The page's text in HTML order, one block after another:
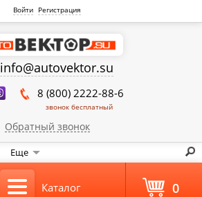
Войти Регистрация
info@autovektor.su
8 (800) 2222-88-6
звонок бесплатный
Обратный звонок
Еще
Каталог 0